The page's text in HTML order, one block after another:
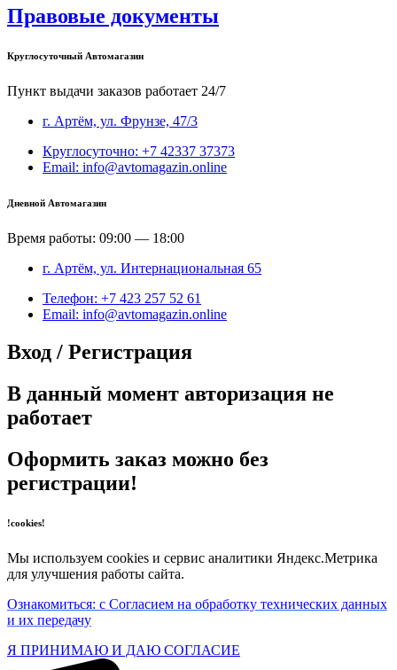
Правовые документы
Круглосуточный Автомагазин
Пункт выдачи заказов работает 24/7
г. Артём, ул. Фрунзе, 47/3
Круглосуточно: +7 42337 37373
Email: info@avtomagazin.online
Дневной Автомагазин
Время работы: 09:00 — 18:00
г. Артём, ул. Интернациональная 65
Телефон: +7 423 257 52 61
Email: info@avtomagazin.online
Вход / Регистрация
В данный момент авторизация не
работает
Оформить заказ можно без
регистрации!
!cookies!
Мы используем cookies и сервис аналитики Яндекс.Метрика
для улучшения работы сайта.
Ознакомиться: с Согласием на обработку технических данных
и их передачу
Я ПРИНИМАЮ И ДАЮ СОГЛАСИЕ